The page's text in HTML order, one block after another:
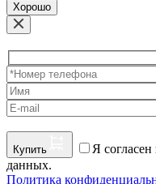
Хорошо
Купить
Я
данных.
Политика